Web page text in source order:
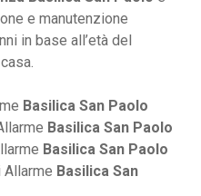
e manutenzione
in base all’età del
Basilica San Paolo
Basilica San Paolo
Basilica San Paolo
Allarme Basilica San